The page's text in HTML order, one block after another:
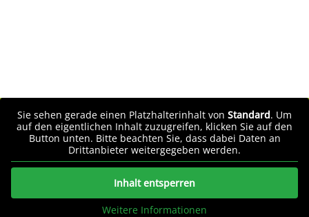
Sie sehen gerade einen Platzhalterinhalt von Standard. Um
auf den eigentlichen Inhalt zuzugreifen, klicken Sie auf den
Button unten. Bitte beachten Sie, dass dabei Daten an
Drittanbieter weitergegeben werden.
Inhalt entsperren
Weitere Informationen